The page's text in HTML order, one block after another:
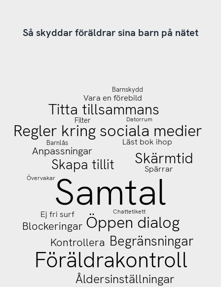
Så skyddar föräldrar sina barn på nätet
Samtal
Öppen dialog
Regler kring sociala medier
Skapa tillit
Föräldrakontroll
Titta tillsammans
Begränsningar
Skärmtid
Åldersinställningar
Anpassningar
Kontrollera
Barnlås Läst bok ihop
Blockeringar
Övervakar
Chattetikett
Filter Datorrum
Barnskydd
Spärrar
Ej fri surf
Vara en förebild
100%